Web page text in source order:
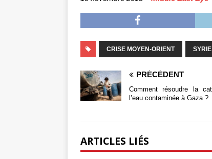
CRISE MOYEN-ORIENT SYRIE
PRÉCÉDENT
Comment résoudre la
l’eau contaminée à Gaza ?
ARTICLES LIÉS